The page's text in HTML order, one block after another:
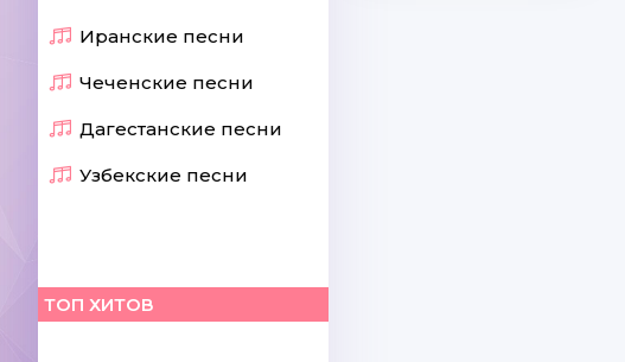
Иранские песни
Чеченские песни
Дагестанские песни
Узбекские песни
ТОП ХИТОВ